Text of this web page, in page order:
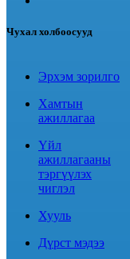
Чухал холбоосууд
Эрхэм зорилго
Хамтын
ажиллагаа
Үйл
ажиллагааны
тэргүүлэх
чиглэл
Хууль
Дүрст мэдээ